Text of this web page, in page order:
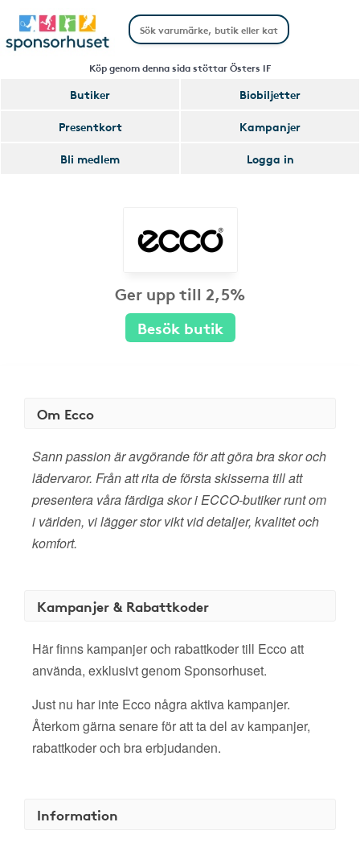
Köp genom denna sida stöttar Östers IF
Butiker
Biobiljetter
Presentkort
Kampanjer
Bli medlem
Logga in
Ger upp till 2,5%
Besök butik
Om Ecco
Sann passion är avgörande för att göra bra skor och
lädervaror. Från att rita de första skisserna till att
presentera våra färdiga skor i ECCO-butiker runt om
i världen, vi lägger stor vikt vid detaljer, kvalitet och
komfort.
Kampanjer & Rabattkoder
Här finns kampanjer och rabattkoder till Ecco att
använda, exklusivt genom Sponsorhuset.
Just nu har inte Ecco några aktiva kampanjer.
Återkom gärna senare för att ta del av kampanjer,
rabattkoder och bra erbjudanden.
Information